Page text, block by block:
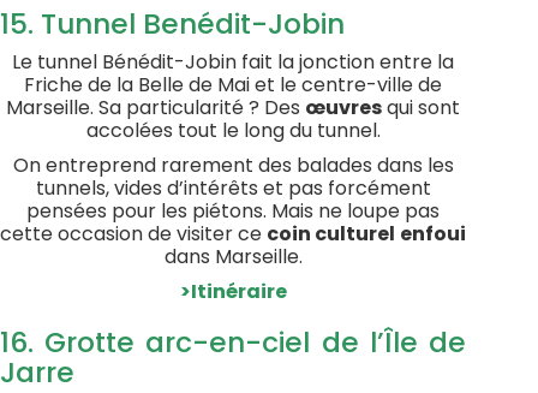
15. Tunnel Benédit-Jobin
Le tunnel Bénédit-Jobin fait la jonction entre la
Friche de la Belle de Mai et le centre-ville de
Marseille. Sa particularité ? Des œuvresqui sont
accolées tout le long du tunnel.
On entreprend rarement des balades dans les
tunnels, vides d’intérêts et pas forcément
pensées pour les piétons. Mais ne loupe pas
cette occasion de visiter ce coin culturel enfoui
dans Marseille.
>Itinéraire
16. Grotte arc-en-ciel de l’Île de
Jarre